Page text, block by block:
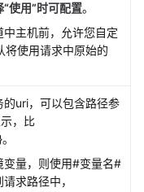
使用”时可配置。
主机前，允许您自定
将使用请求中原始的
uri，可以包含路径参
，比
变量，则使用#变量名#
求路径中，